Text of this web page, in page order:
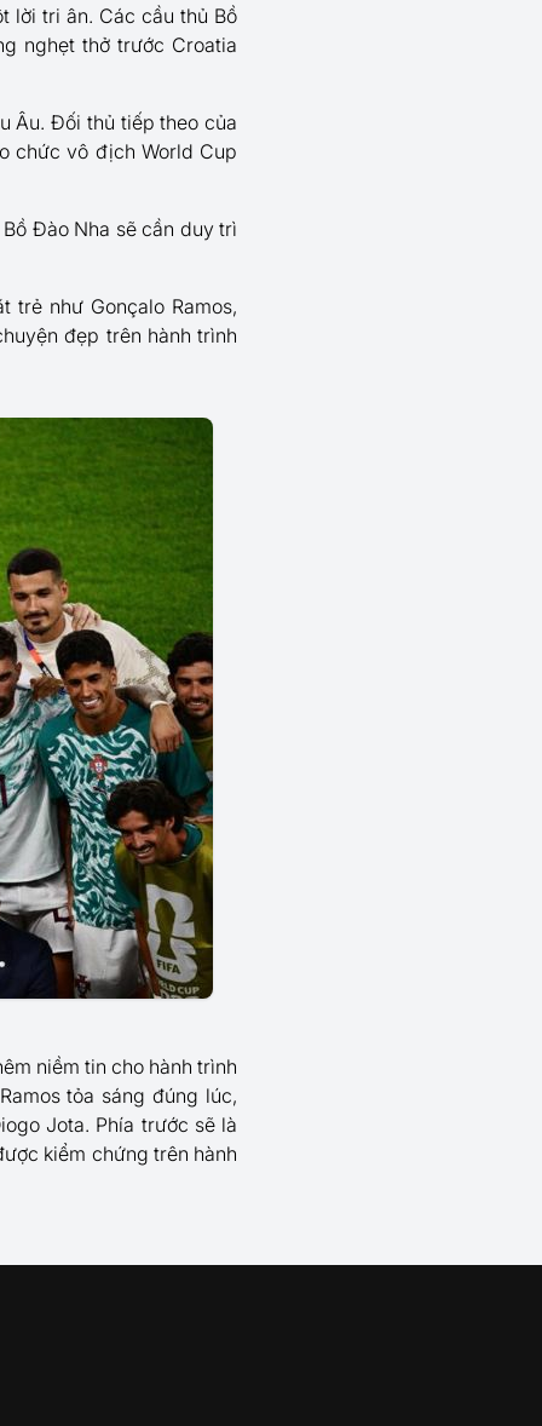
lời tri ân. Các cầu thủ Bồ
nghẹt thở trước Croatia
Âu. Đối thủ tiếp theo của
chức vô địch World Cup
Đào Nha sẽ cần duy trì
trẻ như Gonçalo Ramos,
đẹp trên hành trình
niềm tin cho hành trình
tỏa sáng đúng lúc,
Jota. Phía trước sẽ là
kiểm chứng trên hành